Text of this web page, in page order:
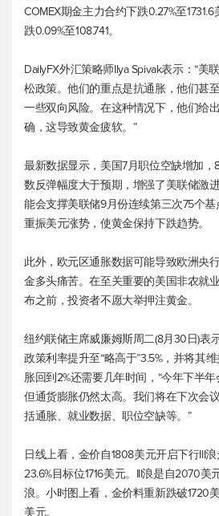
COMEX期金主力合约下跌0.27%至1731.6
跌0.09%至108.741。
DailyFX外汇策略师Ilya Spivak表示：“美
松政策。他们的重点是抗通胀，他们甚
一些双向风险。在这种情况下，他们给
确，这导致黄金疲软。”
最新数据显示，美国7月职位空缺增加
数反弹幅度大于预期，增强了美联储激
能会支撑美联储9月份连续第三次75个
重振美元涨势，使黄金保持下跌趋势。
此外，欧元区通胀数据可能导致欧洲央
金多头痛苦。在至关重要的美国非农就
布之前，投资者不愿大举押注黄金。
纽约联储主席威廉姆斯周二(8月30日)表
政策利率提升至“略高于”3.5%，并将其
胀回到2%还需要几年时间，“今年下半
但通货膨胀仍然太高。我们将在下次会
括通胀、就业数据、职位空缺等。”
日线上看，金价自1808美元开启下行III
23.6%目标位1716美元。III浪是自2070美
浪。小时图上看，金价料重新跌破1720
美元。